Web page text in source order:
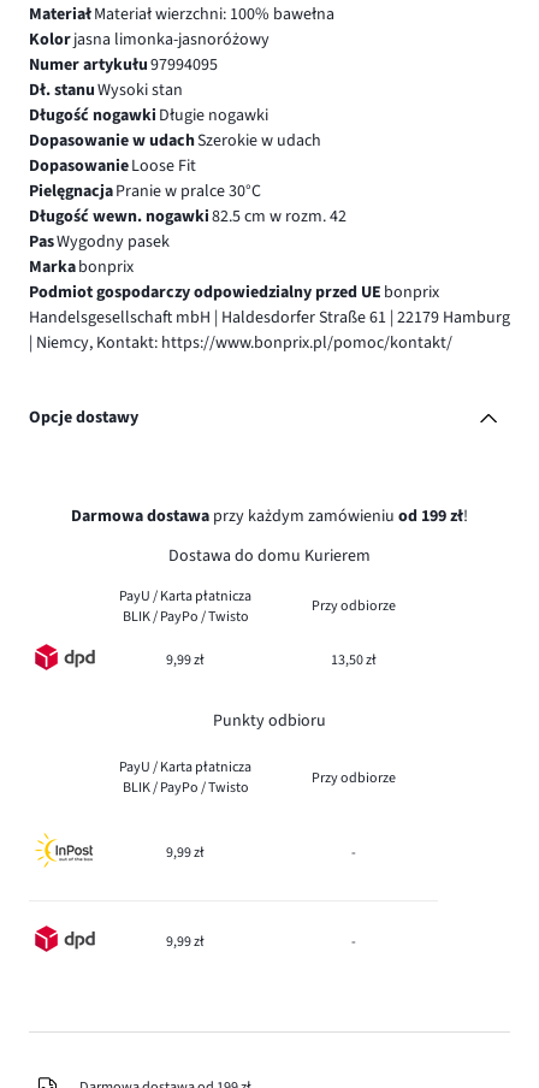
MateriałMateriał wierzchni: 100% bawełna
Kolorjasna limonka-jasnoróżowy
Numer artykułu97994095
Dł. stanuWysoki stan
Długość nogawki Długie nogawki
Dopasowanie w udachSzerokie w udach
DopasowanieLoose Fit
PielęgnacjaPranie w pralce 30°C
Długość wewn. nogawki82.5 cm w rozm. 42
PasWygodny pasek
Markabonprix
Podmiot gospodarczy odpowiedzialny przed UE bonprix
Handelsgesellschaft mbH | Haldesdorfer Straße 61 | 22179 Hamburg
| Niemcy, Kontakt: https://www.bonprix.pl/pomoc/kontakt/
Opcje dostawy
Darmowa dostawa przy każdym zamówieniu od 199 zł!
Dostawa do domu Kurierem
PayU / Karta płatnicza
BLIK / PayPo / Twisto
Przy odbiorze
9,99 zł 13,50 zł
Punkty odbioru
PayU / Karta płatnicza
BLIK / PayPo / Twisto
Przy odbiorze
9,99 zł -
9,99 zł -